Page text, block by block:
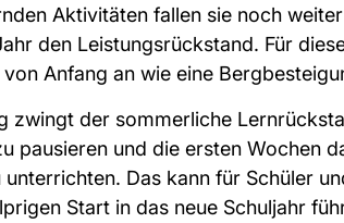
Aktivitäten fallen sie noch
den Leistungsrückstand. Für
von Anfang an wie eine
zwingt der sommerliche
pausieren und die ersten Wochen
unterrichten. Das kann für Schüler
Start in das neue Schuljahr